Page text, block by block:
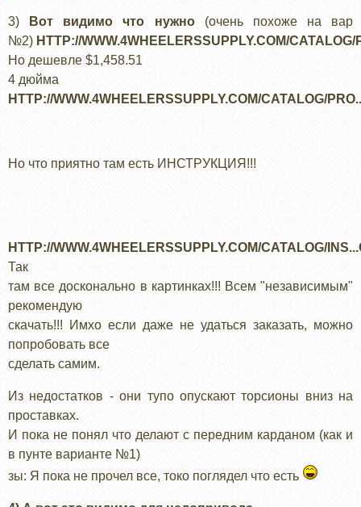
3) Вот видимо что нужно(очень похоже на вар
№2) HTTP://WWW.4WHEELERSSUPPLY.COM/
Но дешевле $1,458.51
4 дюйма
HTTP://WWW.4WHEELERSSUPPLY.COM/CATALOG/
Но что приятно там есть ИНСТРУКЦИЯ!!!
HTTP://WWW.4WHEELERSSUPPLY.COM/CATALOG/
Так
там все досконально в картинках!!! Всем "независимым"
рекомендую
скачать!!! Имхо если даже не удаться заказать, можно
попробовать все
сделать самим.
Из недостатков - они тупо опускают торсионы вниз на
проставках.
И пока не понял что делают с передним карданом (как и
в пунте варианте №1)
зы: Я пока не прочел все, токо поглядел что есть